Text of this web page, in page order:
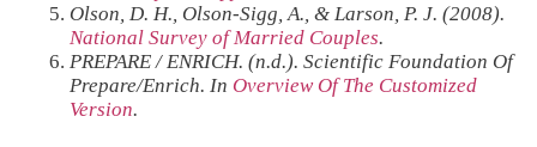
Olson, D. H., Olson-Sigg, A., & Larson, P. J. (2008).
National Survey of Married Couples.
PREPARE / ENRICH. (n.d.). Scientific Foundation Of
Prepare/Enrich. In Overview Of The Customized
Version.